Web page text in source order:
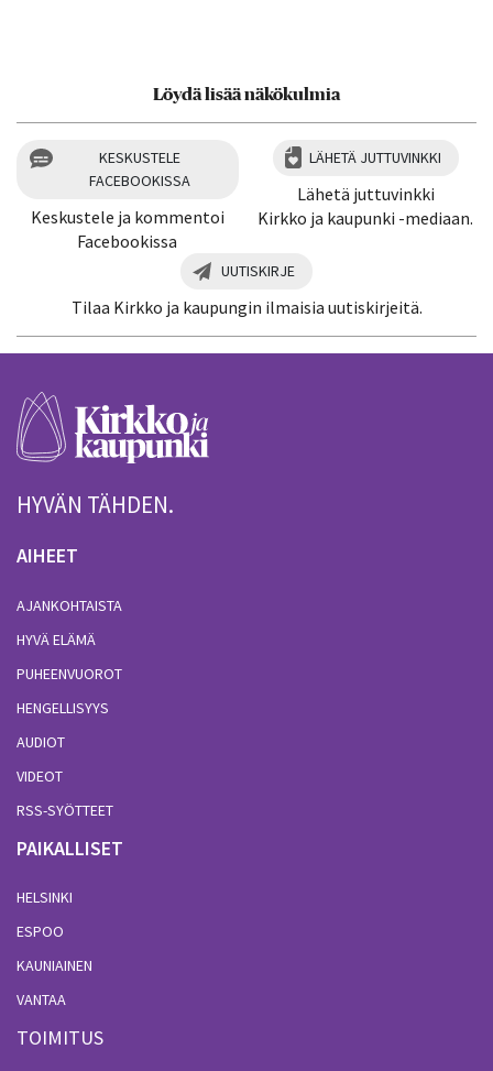
Löydä lisää näkökulmia
KESKUSTELE
FACEBOOKISSA
Keskustele ja kommentoi
Facebookissa
LÄHETÄ JUTTUVINKKI
Lähetä juttuvinkki
Kirkko ja kaupunki -mediaan.
UUTISKIRJE
Tilaa Kirkko ja kaupungin ilmaisia uutiskirjeitä.
HYVÄN TÄHDEN.
AIHEET
AJANKOHTAISTA
HYVÄ ELÄMÄ
PUHEENVUOROT
HENGELLISYYS
AUDIOT
VIDEOT
RSS-SYÖTTEET
PAIKALLISET
HELSINKI
ESPOO
KAUNIAINEN
VANTAA
TOIMITUS